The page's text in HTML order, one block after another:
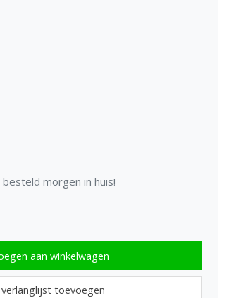
morgen in huis!
aan winkelwagen
verlanglijst toevoegen